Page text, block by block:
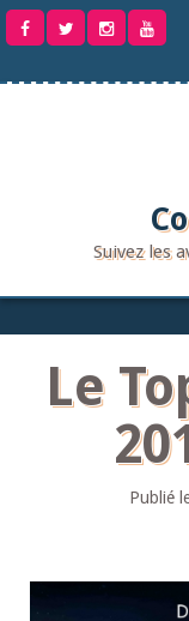
Aller
Suivez les
Le
Publié